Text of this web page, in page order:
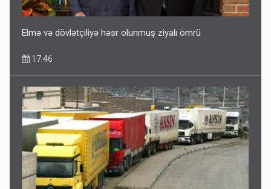
Elmə və dövlətçiliyə həsr olunmuş ziyalı ömrü
17:46